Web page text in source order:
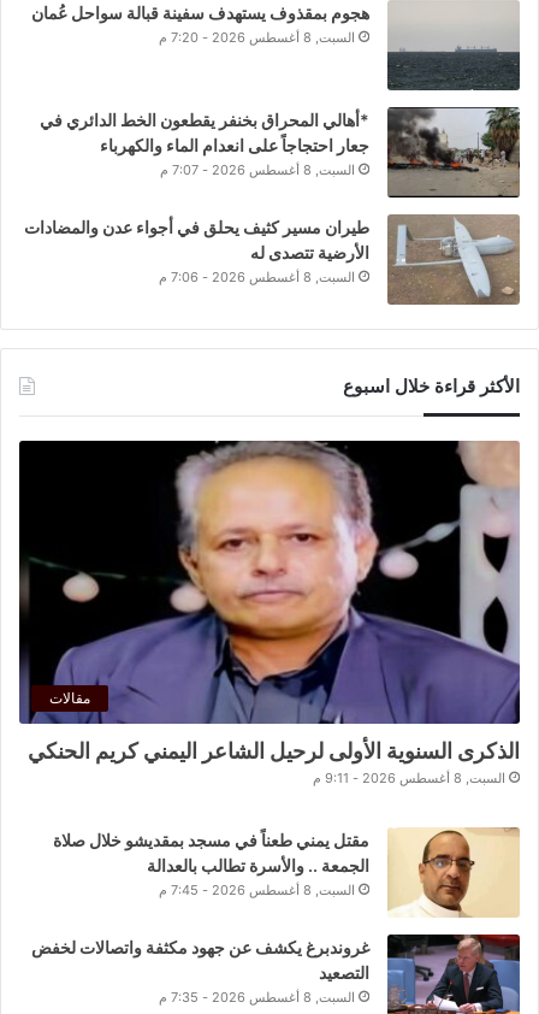
هجوم بمقذوف يستهدف سفينة قبالة سواحل عُمان
السبت, 8 أغسطس 2026 - 7:20 م
*أهالي المحراق بخنفر يقطعون الخط الدائري في
جعار احتجاجاً على انعدام الماء والكهرباء
السبت, 8 أغسطس 2026 - 7:07 م
طيران مسير كثيف يحلق في أجواء عدن والمضادات
الأرضية تتصدى له
السبت, 8 أغسطس 2026 - 7:06 م
الأكثر قراءة خلال اسبوع
مقالات
الذكرى السنوية الأولى لرحيل الشاعر اليمني كريم الحنكي
السبت, 8 أغسطس 2026 - 9:11 م
مقتل يمني طعناً في مسجد بمقديشو خلال صلاة
الجمعة .. والأسرة تطالب بالعدالة
السبت, 8 أغسطس 2026 - 7:45 م
غروندبرغ يكشف عن جهود مكثفة واتصالات لخفض
التصعيد
السبت, 8 أغسطس 2026 - 7:35 م